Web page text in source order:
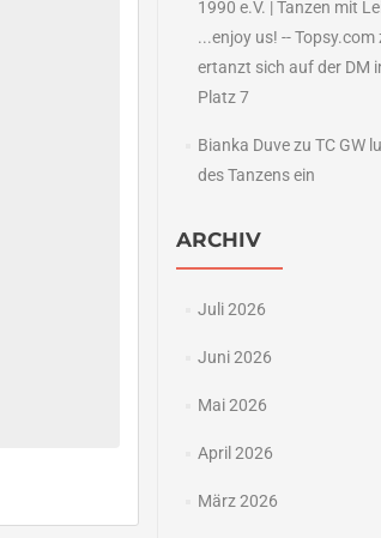
1990 e.V. | Tanzen mit
...enjoy us! -- Topsy.com
ertanzt sich auf der DM
Platz 7
Bianka Duvezu TC GW
des Tanzens ein
ARCHIV
Juli 2026
Juni 2026
Mai 2026
April 2026
März 2026